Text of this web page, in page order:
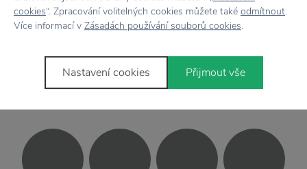
Sledujtenás
cookies“. Zpracování volitelných cookies můžete také odmítnout.
Více informací v Zásadách používání souborů cookies.
Nastavení cookies Přijmout vše